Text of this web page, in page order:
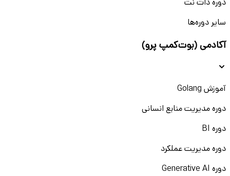
دوره دات نت
سایر دوره‌ها
آکادمی (بوت‌کمپ پرو)
آموزش Golang
دوره مدیریت منابع انسانی
دوره BI
دوره مدیریت عملکرد
دوره Generative AI